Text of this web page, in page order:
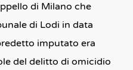
di Milano che
di Lodi in data
imputato era
del delitto di omicidio